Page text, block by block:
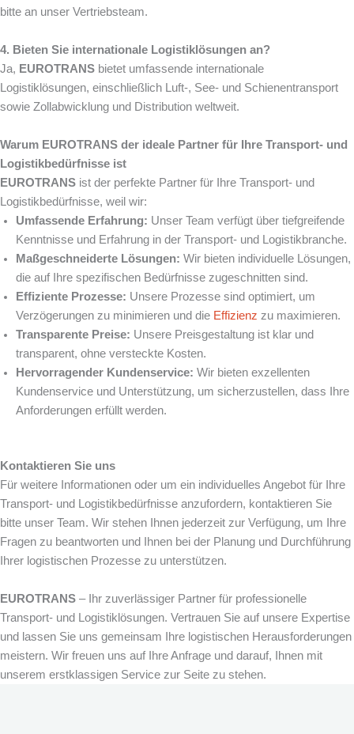
bitte an unser Vertriebsteam.
4. Bieten Sie internationale Logistiklösungen an?
Ja, EUROTRANS bietet umfassende internationale
Logistiklösungen, einschließlich Luft-, See- und Schienentransport
sowie Zollabwicklung und Distribution weltweit.
Warum EUROTRANS der ideale Partner für Ihre Transport- und
Logistikbedürfnisse ist
EUROTRANS ist der perfekte Partner für Ihre Transport- und
Logistikbedürfnisse, weil wir:
Umfassende Erfahrung: Unser Team verfügt über tiefgreifende
Kenntnisse und Erfahrung in der Transport- und Logistikbranche.
Maßgeschneiderte Lösungen: Wir bieten individuelle Lösungen,
die auf Ihre spezifischen Bedürfnisse zugeschnitten sind.
Effiziente Prozesse: Unsere Prozesse sind optimiert, um
Verzögerungen zu minimieren und die Effizienz zu maximieren.
Transparente Preise: Unsere Preisgestaltung ist klar und
transparent, ohne versteckte Kosten.
Hervorragender Kundenservice: Wir bieten exzellenten
Kundenservice und Unterstützung, um sicherzustellen, dass Ihre
Anforderungen erfüllt werden.
Kontaktieren Sie uns
Für weitere Informationen oder um ein individuelles Angebot für Ihre
Transport- und Logistikbedürfnisse anzufordern, kontaktieren Sie
bitte unser Team. Wir stehen Ihnen jederzeit zur Verfügung, um Ihre
Fragen zu beantworten und Ihnen bei der Planung und Durchführung
Ihrer logistischen Prozesse zu unterstützen.
EUROTRANS – Ihr zuverlässiger Partner für professionelle
Transport- und Logistiklösungen. Vertrauen Sie auf unsere Expertise
und lassen Sie uns gemeinsam Ihre logistischen Herausforderungen
meistern. Wir freuen uns auf Ihre Anfrage und darauf, Ihnen mit
unserem erstklassigen Service zur Seite zu stehen.